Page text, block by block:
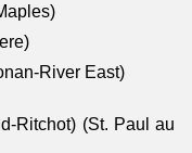
River East)
Ritchot) (St. Paul au